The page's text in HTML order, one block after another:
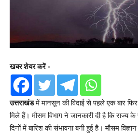
खबर शेयर करें -
उत्तराखंडमें मानसून की विदाई से पहले एक बार
मिले हैं। मौसम विभाग ने जानकारी दी है कि राज्य
दिनों में बारिश की संभावना बनी हुई है। मौसम विज्ञान